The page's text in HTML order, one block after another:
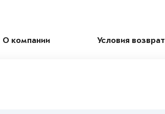
О компании Условия